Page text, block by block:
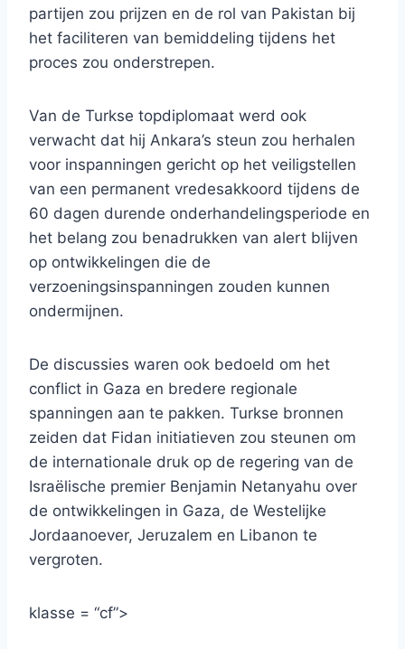
partijen zou prijzen en de rol van Pakistan bij
het faciliteren van bemiddeling tijdens het
proces zou onderstrepen.
Van de Turkse topdiplomaat werd ook
verwacht dat hij Ankara’s steun zou herhalen
voor inspanningen gericht op het veiligstellen
van een permanent vredesakkoord tijdens de
60 dagen durende onderhandelingsperiode en
het belang zou benadrukken van alert blijven
op ontwikkelingen die de
verzoeningsinspanningen zouden kunnen
ondermijnen.
De discussies waren ook bedoeld om het
conflict in Gaza en bredere regionale
spanningen aan te pakken. Turkse bronnen
zeiden dat Fidan initiatieven zou steunen om
de internationale druk op de regering van de
Israëlische premier Benjamin Netanyahu over
de ontwikkelingen in Gaza, de Westelijke
Jordaanoever, Jeruzalem en Libanon te
vergroten.
klasse = “cf”>